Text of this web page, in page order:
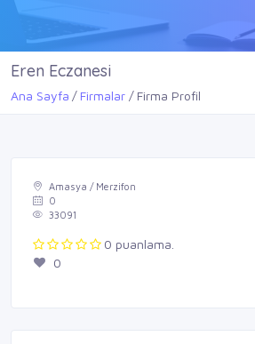
Eren Eczanesi
Ana Sayfa Firmalar Firma Profil
Amasya / Merzifon
0
33091
0 puanlama.
0